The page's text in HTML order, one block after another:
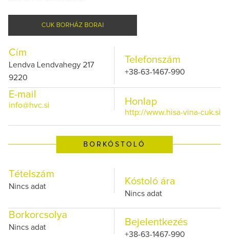
CUK BORHÁZ BORAI
Cím
Lendva Lendvahegy 217
9220
Telefonszám
+38-63-1467-990
E-mail
info@hvc.si Honlap
http://www.hisa-vina-cuk.si
BORKÓSTOLÓ
Tételszám
Nincs adat Kóstoló ára
Nincs adat
Borkorcsolya
Nincs adat Bejelentkezés
+38-63-1467-990